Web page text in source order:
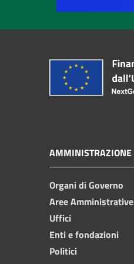
AMMINISTRAZIONE
Organi di Governo
Aree Amministrative
Uffici
Enti e fondazioni
Politici